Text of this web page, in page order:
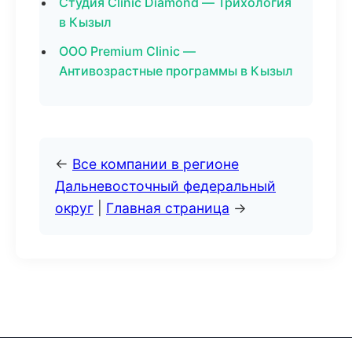
в Кызыл
ООО Premium Clinic —
Антивозрастные программы в Кызыл
← Все компании в регионе
Дальневосточный федеральный
округ
Главная страница →